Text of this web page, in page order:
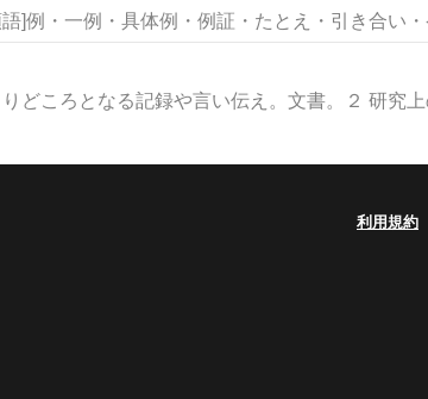
]例・一例・具体例・例証・たとえ・引き合い
どころとなる記録や言い伝え。文書。２ 研究
利用規約